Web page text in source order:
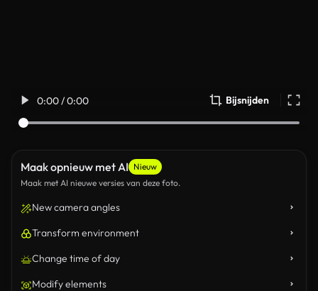
0:00 / 0:00 Bijsnijden
Maak opnieuw met AI Nieuw
Maak met AI nieuwe versies van deze foto.
New camera angles
Transform environment
Change time of day
Modify elements